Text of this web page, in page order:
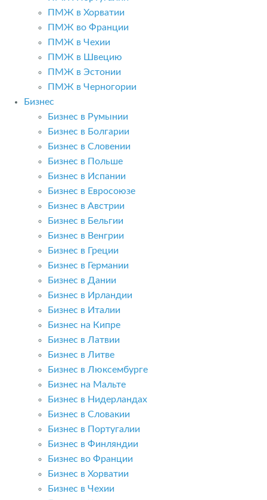
ПМЖ в Хорватии
ПМЖ во Франции
ПМЖ в Чехии
ПМЖ в Швецию
ПМЖ в Эстонии
ПМЖ в Черногории
Бизнес
Бизнес в Румынии
Бизнес в Болгарии
Бизнес в Словении
Бизнес в Польше
Бизнес в Испании
Бизнес в Евросоюзе
Бизнес в Австрии
Бизнес в Бельгии
Бизнес в Венгрии
Бизнес в Греции
Бизнес в Германии
Бизнес в Дании
Бизнес в Ирландии
Бизнес в Италии
Бизнес на Кипре
Бизнес в Латвии
Бизнес в Литве
Бизнес в Люксембурге
Бизнес на Мальте
Бизнес в Нидерландах
Бизнес в Словакии
Бизнес в Португалии
Бизнес в Финляндии
Бизнес во Франции
Бизнес в Хорватии
Бизнес в Чехии